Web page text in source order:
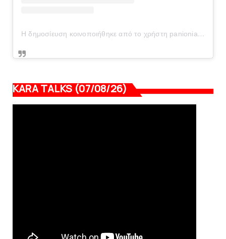
Η δημοσίευση κοινοποιήθηκε από το χρήστη panionianea.gr (@panionianea.gr)
KARA TALKS (07/08/26)